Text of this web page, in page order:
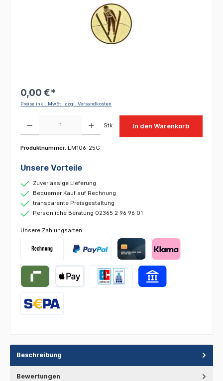
0,00 €*
Preise inkl. MwSt. zzgl. Versandkosten
Stk In den Warenkorb
Produktnummer: EM106-25G
Unsere Vorteile
Zuverlässige Lieferung
Bequemer Kauf auf Rechnung
transparente Preisgestaltung
Persönliche Beratung 02365 2 96 96 01
Unsere Zahlungsarten:
Beschreibung
Bewertungen